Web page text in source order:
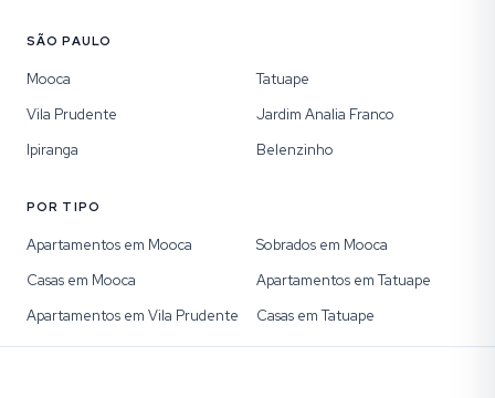
SÃO PAULO
Mooca
Tatuape
Vila Prudente
Jardim Analia Franco
Ipiranga
Belenzinho
POR TIPO
Apartamentos em Mooca
Sobrados em Mooca
Casas em Mooca
Apartamentos em Tatuape
Apartamentos em Vila Prudente
Casas em Tatuape